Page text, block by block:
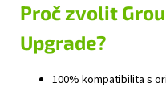
Proč zvolit
Upgrade?
100% kompatibilita s